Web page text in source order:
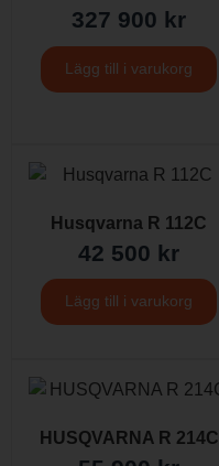
327 900 kr
Lägg till i varukorg
Husqvarna R 112C
42 500 kr
Lägg till i varukorg
HUSQVARNA R 214C